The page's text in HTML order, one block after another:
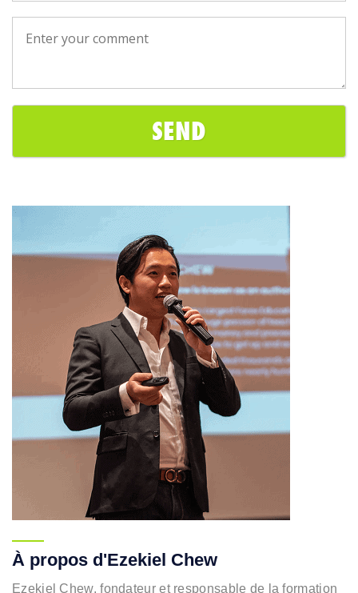
À propos d'Ezekiel Chew
Ezekiel Chew, fondateur et responsable de la formation